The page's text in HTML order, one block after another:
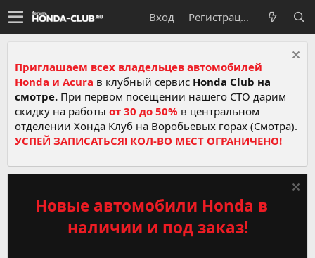
Вход Регистрация
Приглашаем всех владельцев автомобилей
Honda и Acura в клубный сервис Honda Club на
смотре. При первом посещении нашего СТО дарим
скидку на работы от 30 до 50% в центральном
отделении Хонда Клуб на Воробьевых горах (Смотра).
УСПЕЙ ЗАПИСАТЬСЯ! КОЛ-ВО МЕСТ ОГРАНИЧЕНО!
Новые автомобили Honda в
наличии и под заказ!